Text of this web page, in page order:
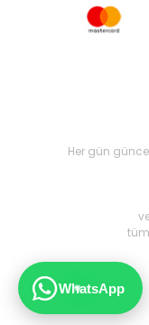
Her gün
WhatsApp